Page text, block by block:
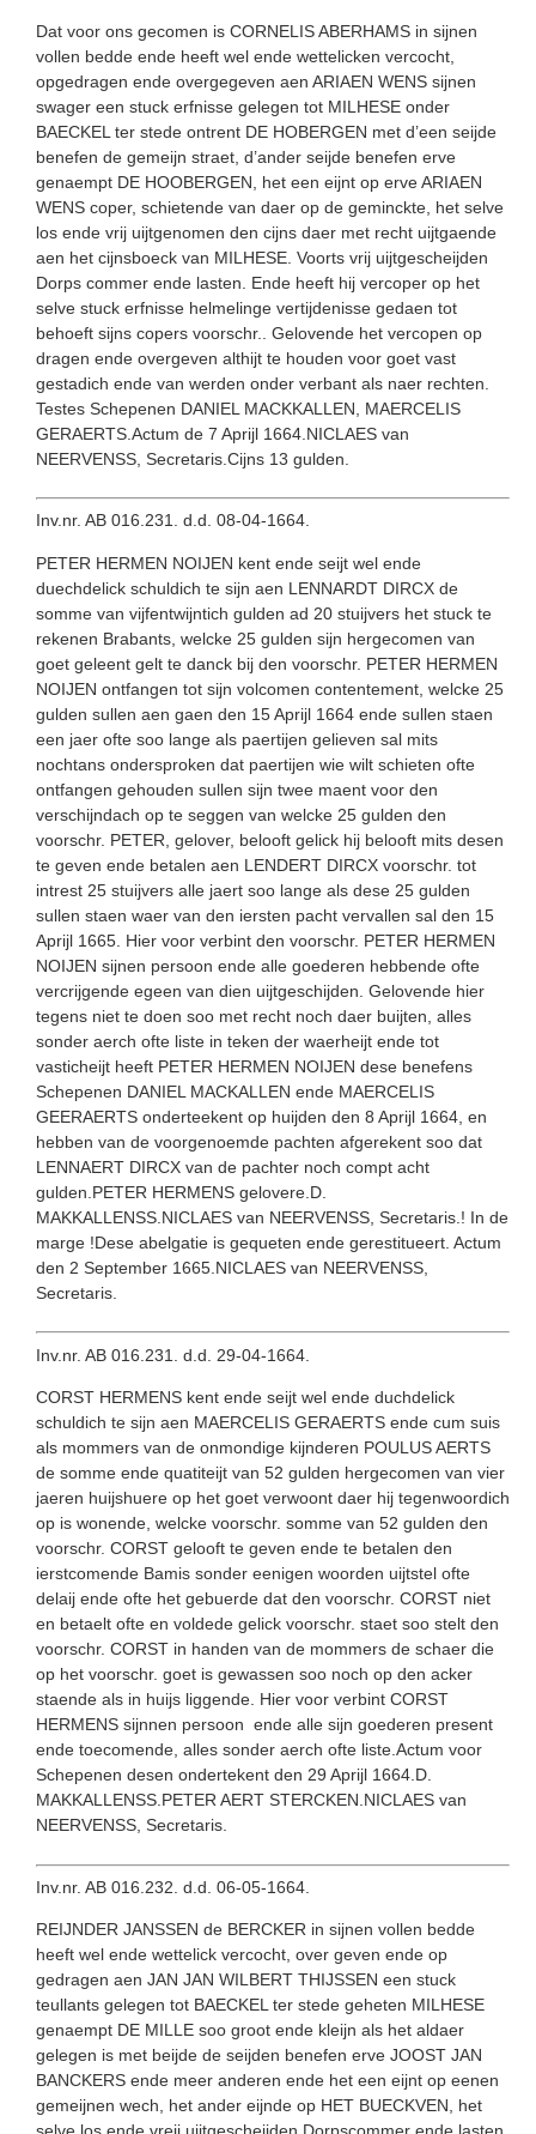
Dat voor ons gecomen is CORNELIS ABERHAMS in sijnen
vollen bedde ende heeft wel ende wettelicken vercocht,
opgedragen ende overgegeven aen ARIAEN WENS sijnen
swager een stuck erfnisse gelegen tot MILHESE onder
BAECKEL ter stede ontrent DE HOBERGEN met d’een seijde
benefen de gemeijn straet, d’ander seijde benefen erve
genaempt DE HOOBERGEN, het een eijnt op erve ARIAEN
WENS coper, schietende van daer op de geminckte, het selve
los ende vrij uijtgenomen den cijns daer met recht uijtgaende
aen het cijnsboeck van MILHESE. Voorts vrij uijtgescheijden
Dorps commer ende lasten. Ende heeft hij vercoper op het
selve stuck erfnisse helmelinge vertijdenisse gedaen tot
behoeft sijns copers voorschr.. Gelovende het vercopen op
dragen ende overgeven althijt te houden voor goet vast
gestadich ende van werden onder verbant als naer rechten.
Testes Schepenen DANIEL MACKKALLEN, MAERCELIS
GERAERTS.Actum de 7 Aprijl 1664.NICLAES van
NEERVENSS, Secretaris.Cijns 13 gulden.
Inv.nr. AB 016.231. d.d. 08-04-1664.
PETER HERMEN NOIJEN kent ende seijt wel ende
duechdelick schuldich te sijn aen LENNARDT DIRCX de
somme van vijfentwijntich gulden ad 20 stuijvers het stuck te
rekenen Brabants, welcke 25 gulden sijn hergecomen van
goet geleent gelt te danck bij den voorschr. PETER HERMEN
NOIJEN ontfangen tot sijn volcomen contentement, welcke 25
gulden sullen aen gaen den 15 Aprijl 1664 ende sullen staen
een jaer ofte soo lange als paertijen gelieven sal mits
nochtans ondersproken dat paertijen wie wilt schieten ofte
ontfangen gehouden sullen sijn twee maent voor den
verschijndach op te seggen van welcke 25 gulden den
voorschr. PETER, gelover, belooft gelick hij belooft mits desen
te geven ende betalen aen LENDERT DIRCX voorschr. tot
intrest 25 stuijvers alle jaert soo lange als dese 25 gulden
sullen staen waer van den iersten pacht vervallen sal den 15
Aprijl 1665. Hier voor verbint den voorschr. PETER HERMEN
NOIJEN sijnen persoon ende alle goederen hebbende ofte
vercrijgende egeen van dien uijtgeschijden. Gelovende hier
tegens niet te doen soo met recht noch daer buijten, alles
sonder aerch ofte liste in teken der waerheijt ende tot
vasticheijt heeft PETER HERMEN NOIJEN dese benefens
Schepenen DANIEL MACKALLEN ende MAERCELIS
GEERAERTS onderteekent op huijden den 8 Aprijl 1664, en
hebben van de voorgenoemde pachten afgerekent soo dat
LENNAERT DIRCX van de pachter noch compt acht
gulden.PETER HERMENS gelovere.D.
MAKKALLENSS.NICLAES van NEERVENSS, Secretaris.! In de
marge !Dese abelgatie is gequeten ende gerestitueert. Actum
den 2 September 1665.NICLAES van NEERVENSS,
Secretaris.
Inv.nr. AB 016.231. d.d. 29-04-1664.
CORST HERMENS kent ende seijt wel ende duchdelick
schuldich te sijn aen MAERCELIS GERAERTS ende cum suis
als mommers van de onmondige kijnderen POULUS AERTS
de somme ende quatiteijt van 52 gulden hergecomen van vier
jaeren huijshuere op het goet verwoont daer hij tegenwoordich
op is wonende, welcke voorschr. somme van 52 gulden den
voorschr. CORST gelooft te geven ende te betalen den
ierstcomende Bamis sonder eenigen woorden uijtstel ofte
delaij ende ofte het gebuerde dat den voorschr. CORST niet
en betaelt ofte en voldede gelick voorschr. staet soo stelt den
voorschr. CORST in handen van de mommers de schaer die
op het voorschr. goet is gewassen soo noch op den acker
staende als in huijs liggende. Hier voor verbint CORST
HERMENS sijnnen persoon ende alle sijn goederen present
ende toecomende, alles sonder aerch ofte liste.Actum voor
Schepenen desen ondertekent den 29 Aprijl 1664.D.
MAKKALLENSS.PETER AERT STERCKEN.NICLAES van
NEERVENSS, Secretaris.
Inv.nr. AB 016.232. d.d. 06-05-1664.
REIJNDER JANSSEN de BERCKER in sijnen vollen bedde
heeft wel ende wettelick vercocht, over geven ende op
gedragen aen JAN JAN WILBERT THIJSSEN een stuck
teullants gelegen tot BAECKEL ter stede geheten MILHESE
genaempt DE MILLE soo groot ende kleijn als het aldaer
gelegen is met beijde de seijden benefen erve JOOST JAN
BANCKERS ende meer anderen ende het een eijnt op eenen
gemeijnen wech, het ander eijnde op HET BUECKVEN, het